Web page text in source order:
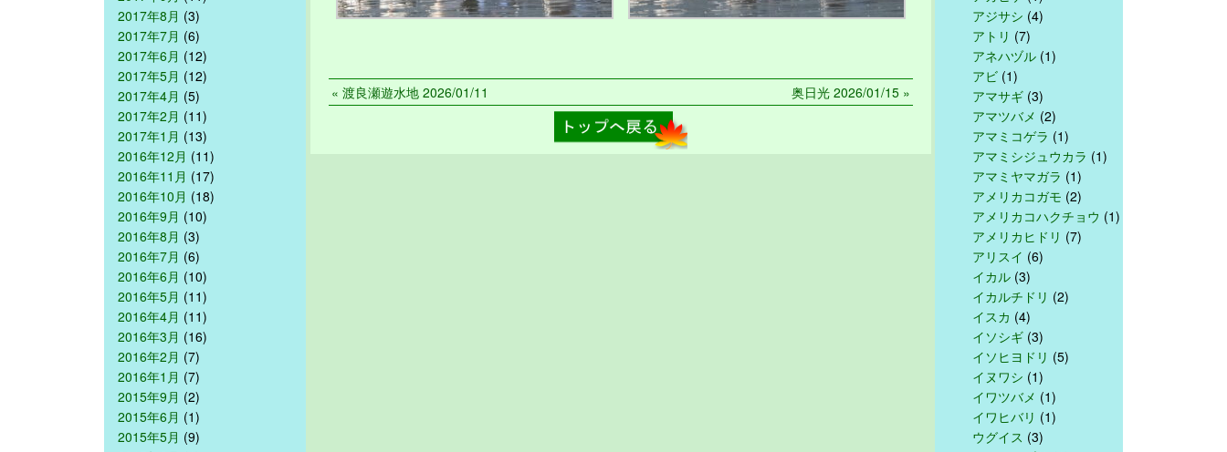
2017年8月 (3)
2017年7月 (6)
2017年6月 (12)
2017年5月 (12)
2017年4月 (5)
2017年2月 (11)
2017年1月 (13)
2016年12月 (11)
2016年11月 (17)
2016年10月 (18)
2016年9月 (10)
2016年8月 (3)
2016年7月 (6)
2016年6月 (10)
2016年5月 (11)
2016年4月 (11)
2016年3月 (16)
2016年2月 (7)
2016年1月 (7)
2015年9月 (2)
2015年6月 (1)
2015年5月 (9)
« 渡良瀬遊水地 2026/01/11 奥日光 2026/01/15 »
アジサシ (4)
アトリ (7)
アネハヅル (1)
アビ (1)
アマサギ (3)
アマツバメ (2)
アマミコゲラ (1)
アマミシジュウカラ (1)
アマミヤマガラ (1)
アメリカコガモ (2)
アメリカコハクチョウ (1)
アメリカヒドリ (7)
アリスイ (6)
イカル (3)
イカルチドリ (2)
イスカ (4)
イソシギ (3)
イソヒヨドリ (5)
イヌワシ (1)
イワツバメ (1)
イワヒバリ (1)
ウグイス (3)